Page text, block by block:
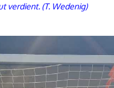
verdient. (T. Wedenig)